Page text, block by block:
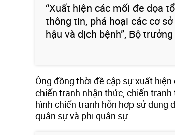
“Xuất hiện các mối đe dọa
thông tin, phá hoại các cơ
hậu và dịch bệnh”, Bộ
Ông đồng thời đề cập sự xuất
chiến tranh nhận thức, chiến
hình chiến tranh hỗn hợp sử dụng
quân sự và phi quân sự.